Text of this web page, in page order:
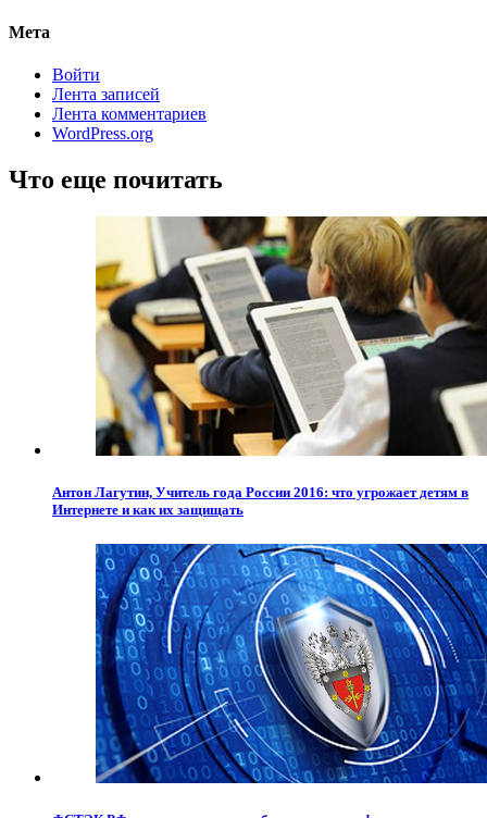
Мета
Войти
Лента записей
Лента комментариев
WordPress.org
Что еще почитать
Антон Лагутин, Учитель года России 2016: что угрожает детям в
Интернете и как их защищать